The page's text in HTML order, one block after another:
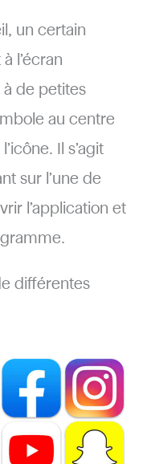
un certain
l’écran
à de petites
au centre
Il s’agit
sur l’une de
l’application et
différentes